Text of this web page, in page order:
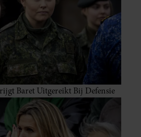
Baret Uitgereikt Bij Defensie